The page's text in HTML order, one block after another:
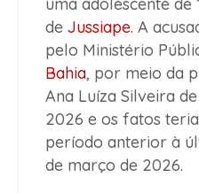
uma adolescente de
de Jussiape. A
pelo Ministério
Bahia, por meio da
Ana Luíza Silveira
2026 e os fatos
período anterior à
de março de 2026.